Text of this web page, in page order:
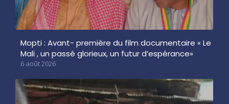
Mopti : Avant- première du film documentaire « Le
Mali , un passé glorieux, un futur d’espérance»
6 août 2026